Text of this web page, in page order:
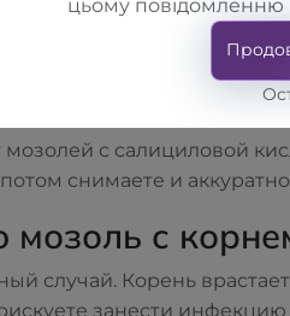
с мочевиной.
с салициловой
снимаете и
мозоль с
случай. Корень
занести
цьому повідомленню